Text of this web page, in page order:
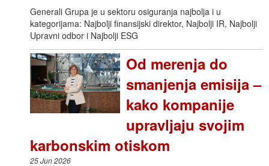
Generali Grupa je u sektoru osiguranja najbolja i u
kategorijama: Najbolji finansijski direktor, Najbolji IR, Najbolji
Upravni odbor i Najbolji ESG
Od merenja do
smanjenja emisija –
kako kompanije
upravljaju svojim
karbonskim otiskom
25 Jun 2026